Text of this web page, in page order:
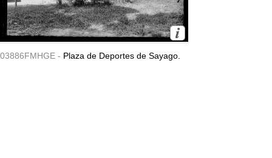
03886FMHGE - Plaza de Deportes de Sayago.